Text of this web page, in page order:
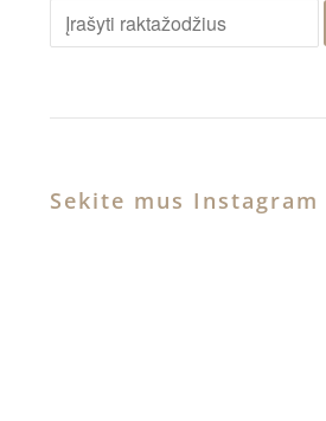
Sekite mus Instagram